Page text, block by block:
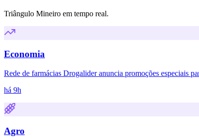
Triângulo Mineiro em tempo real.
Economia
Rede de farmácias Drogalider anuncia promoções especiais
há 9h
Agro